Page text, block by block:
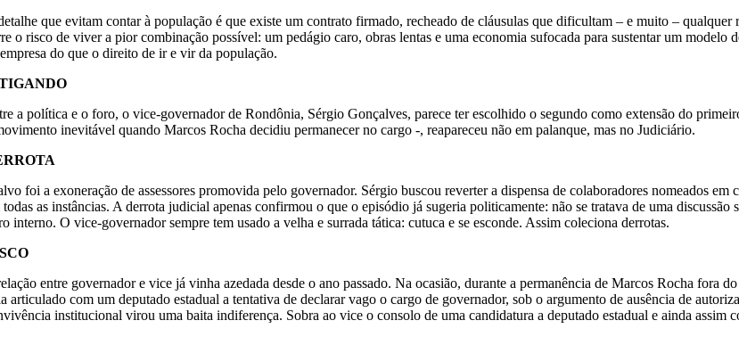
que evitam contar à população é que existe um contrato firmado, recheado de cláusulas que dificultam – e muito –
o risco de viver a pior combinação possível: um pedágio caro, obras lentas e uma economia sufocada para sustentar um modelo
do que o direito de ir e vir da população.
a política e o foro, o vice-governador de Rondônia, Sérgio Gonçalves, parece ter escolhido o segundo como extensão do
inevitável quando Marcos Rocha decidiu permanecer no cargo -, reapareceu não em palanque, mas no Judiciário.
foi a exoneração de assessores promovida pelo governador. Sérgio buscou reverter a dispensa de colaboradores nomeados
todas as instâncias. A derrota judicial apenas confirmou o que o episódio já sugeria politicamente: não se tratava de uma
interno. O vice-governador sempre tem usado a velha e surrada tática: cutuca e se esconde. Assim coleciona derrotas.
entre governador e vice já vinha azedada desde o ano passado. Na ocasião, durante a permanência de Marcos Rocha fora
articulado com um deputado estadual a tentativa de declarar vago o cargo de governador, sob o argumento de ausência de
institucional virou uma baita indiferença. Sobra ao vice o consolo de uma candidatura a deputado estadual e ainda assim